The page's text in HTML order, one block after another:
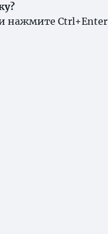
нажмите Ctrl+Enter